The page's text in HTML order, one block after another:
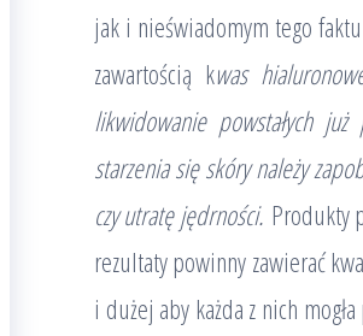
jak i nieświadomym tego
zawartością kwas
likwidowanie powstałych
starzenia się skóry należy
czy utratę jędrności. Produkty
rezultaty powinny zawierać
i dużej aby każda z nich